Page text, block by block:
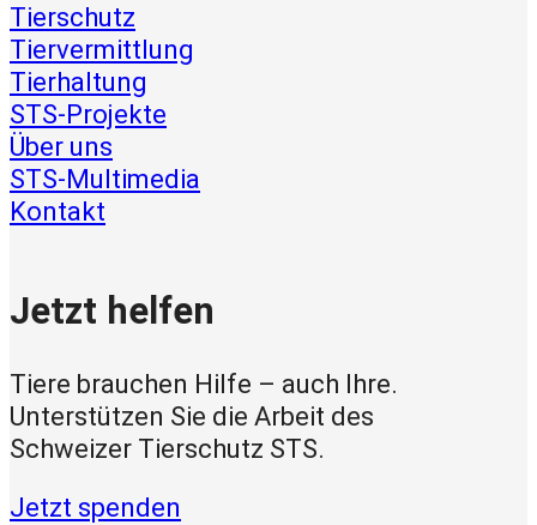
Tierschutz
Tiervermittlung
Tierhaltung
STS-Projekte
Über uns
STS-Multimedia
Kontakt
Jetzt helfen
Tiere brauchen Hilfe – auch Ihre.
Unterstützen Sie die Arbeit des
Schweizer Tierschutz STS.
Jetzt spenden